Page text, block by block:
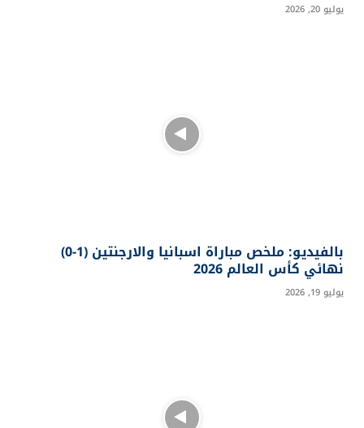
يوليو 20, 2026
بالفيديو: ملخص مباراة اسبانيا والارجنتين (1-0)
نهائي كأس العالم 2026
يوليو 19, 2026